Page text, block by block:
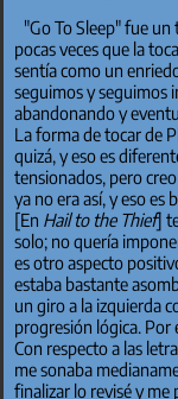
"Go To Sleep" fue un
pocas veces que la
sentía como un
seguimos y seguimos
abandonando y
La forma de tocar de
quizá, y eso es
tensionados, pero
ya no era así, y eso es
[En Hail to the Thief]
solo; no quería
es otro aspecto
estaba bastante
un giro a la izquierda
progresión lógica. Por
Con respecto a las
me sonaba
finalizar lo revisé y me